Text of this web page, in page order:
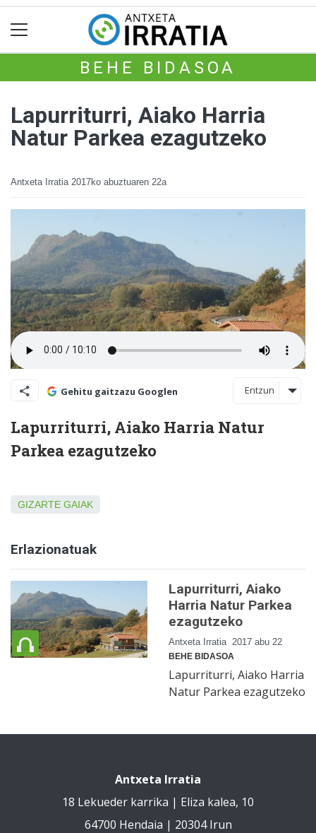
BEHE BIDASOA
Lapurriturri, Aiako Harria
Natur Parkea ezagutzeko
Antxeta Irratia 2017ko abuztuaren 22a
Gehitu gaitzazu Googlen Entzun
Lapurriturri, Aiako Harria Natur
Parkea ezagutzeko
GIZARTE GAIAK
Erlazionatuak
Lapurriturri, Aiako
Harria Natur Parkea
ezagutzeko
Antxeta Irratia 2017 abu 22
BEHE BIDASOA
Lapurriturri, Aiako Harria
Natur Parkea ezagutzeko
Antxeta Irratia
18 Lekueder karrika | Eliza kalea, 10
64700 Hendaia | 20304 Irun